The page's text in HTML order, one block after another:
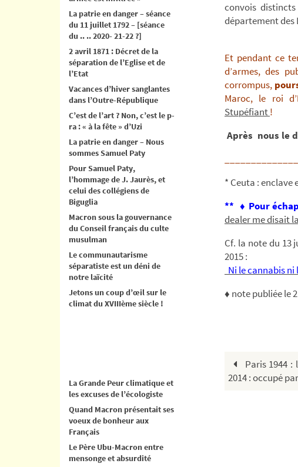
convois distincts
département des
Et pendant ce
d’armes, des
corrompus,
Maroc, le roi
Stupéfiant!
Après nous le
* Ceuta : enclave
** ♦ Pour
dealer me disait
Cf. la note du 13
2015 :
Ni le cannabis
♦ note publiée le
Paris 1944 :
2014 : occupé
La patrie en danger – séance
du 11 juillet 1792 – [séance
du .. .. 2020- 21-22 ?]
2 avril 1871 : Décret de la
séparation de l’Eglise et de
l’Etat
Vacances d’hiver sanglantes
dans l’Outre-République
C’est de l’art ? Non, c’est le p-
ra : « à la fête » d’Uzi
La patrie en danger – Nous
sommes Samuel Paty
Pour Samuel Paty,
l’hommage de J. Jaurès, et
celui des collégiens de
Biguglia
Macron sous la gouvernance
du Conseil français du culte
musulman
Le communautarisme
séparatiste est un déni de
notre laïcité
Jetons un coup d’œil sur le
climat du XVIIIème siècle !
La Grande Peur climatique et
les excuses de l’écologiste
Quand Macron présentait ses
voeux de bonheur aux
Français
Le Père Ubu-Macron entre
mensonge et absurdité